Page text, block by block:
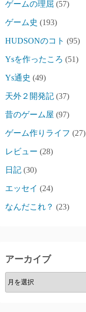
ゲームの理屈 (57)
ゲーム史 (193)
HUDSONのコト (95)
Ysを作ったころ (51)
Ys通史 (49)
天外２開発記 (37)
昔のゲーム屋 (97)
ゲーム作りライフ (27)
レビュー (28)
日記 (30)
エッセイ (24)
なんだこれ？ (23)
アーカイブ
ア
ー